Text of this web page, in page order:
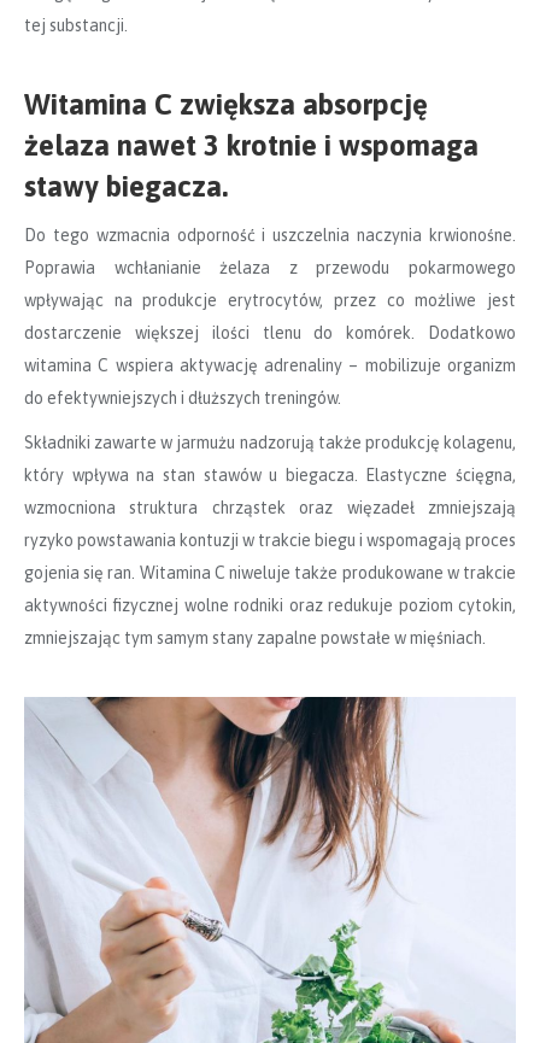
tej substancji.
Witamina C zwiększa absorpcję
żelaza nawet 3 krotnie i wspomaga
stawy biegacza.
Do tego wzmacnia odporność i uszczelnia naczynia krwionośne.
Poprawia wchłanianie żelaza z przewodu pokarmowego
wpływając na produkcje erytrocytów, przez co możliwe jest
dostarczenie większej ilości tlenu do komórek. Dodatkowo
witamina C wspiera aktywację adrenaliny – mobilizuje organizm
do efektywniejszych i dłuższych treningów.
Składniki zawarte w jarmużu nadzorują także produkcję kolagenu,
który wpływa na stan stawów u biegacza. Elastyczne ścięgna,
wzmocniona struktura chrząstek oraz więzadeł zmniejszają
ryzyko powstawania kontuzji w trakcie biegu i wspomagają proces
gojenia się ran. Witamina C niweluje także produkowane w trakcie
aktywności fizycznej wolne rodniki oraz redukuje poziom cytokin,
zmniejszając tym samym stany zapalne powstałe w mięśniach.